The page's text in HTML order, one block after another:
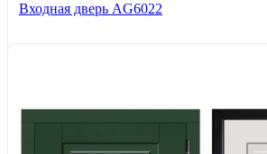
Входная дверь AG6022